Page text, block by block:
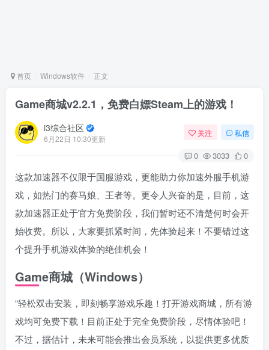
首页 Windows软件 正文
Game商城v2.2.1，免费白嫖Steam上的游戏！
i3综合社区
6月22日 10:30更新
关注 私信
0 3033 0
这款加速器不仅限于国服游戏，更能助力你加速外服手机游
戏，如热门的赛马娘、王者等。更令人兴奋的是，目前，这
款加速器正处于官方免费阶段，我们暂时还不清楚何时会开
始收费。所以，大家要抓紧时间，先体验起来！不要错过这
个提升手机游戏体验的绝佳机会！
Game商城（Windows）
“轻松双击安装，即刻畅享游戏乐趣！打开游戏商城，所有游
戏均可免费下载！目前正处于完全免费阶段，尽情体验吧！
不过，据估计，未来可能会推出会员系统，以提供更多优质